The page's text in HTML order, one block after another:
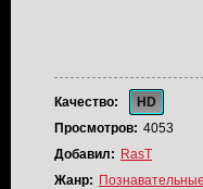
Качество:
HD
Просмотров: 4053
Добавил: RasT
Жанр: Познавательные